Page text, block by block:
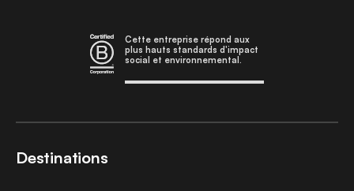
Cette entreprise répond aux
plus hauts standards d'impact
social et environnemental.
Destinations